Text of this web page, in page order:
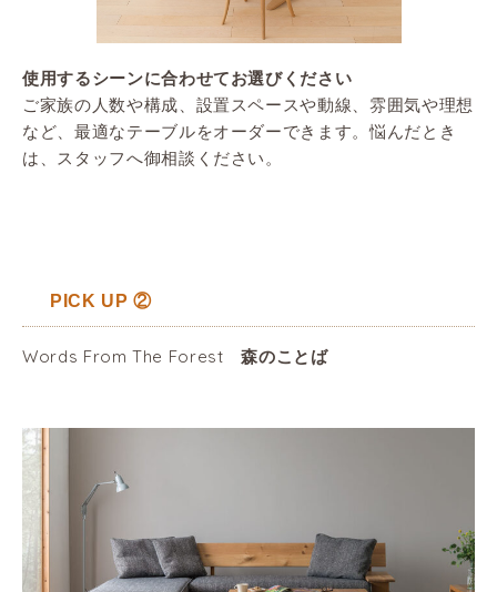
使用するシーンに合わせてお選びください
ご家族の人数や構成、設置スペースや動線、雰囲気や理想
など、最適なテーブルをオーダーできます。悩んだとき
は、スタッフへ御相談ください。
PICK UP ②
Words From The Forest 森のことば